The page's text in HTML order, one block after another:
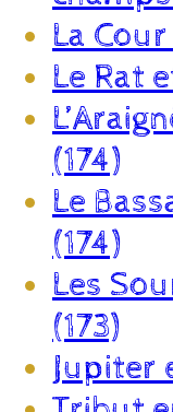
La
Le Rat
(174)
Le
(174)
Les
(173)
Jupiter